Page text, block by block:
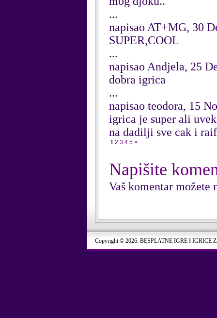
...
napisao AT+MG, 30
SUPER,COOL
...
napisao Andjela, 25
dobra igrica
...
napisao teodora, 15
igrica je super ali
na dadilji sve cak i
1 2 3 4 5 >
Napišite
Vaš komentar možete
Copyright © 2026. BESPLATNE IGRE I IGRICE